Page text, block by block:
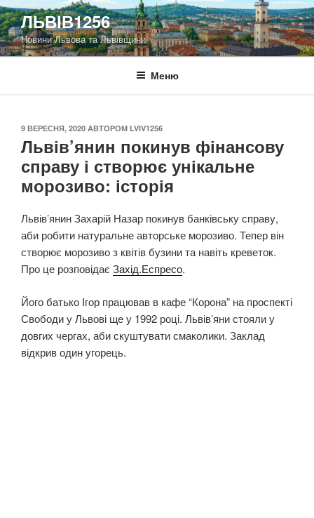
Перейти
до
вмісту
ЛЬВІВ1256
Новини Львова та Львівщини
Меню
ОПУБЛІКОВАНО
9 ВЕРЕСНЯ, 2020 АВТОРОМ LVIV1256
Львів’янин покинув фінансову
справу і створює унікальне
морозиво: історія
Львів’янин Захарій Назар покинув банківську справу,
аби робити натуральне авторське морозиво. Тепер він
створює морозиво з квітів бузини та навіть креветок.
Про це розповідає Захід.Еспресо.
Його батько Ігор працював в кафе “Корона” на проспекті
Свободи у Львові ще у 1992 році. Львів’яни стояли у
довгих чергах, аби скуштувати смаколики. Заклад
відкрив один угорець.